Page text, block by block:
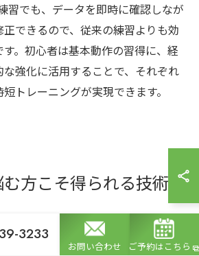
習でも、データを即時に確認しなが
できるので、従来の練習よりも効
。初心者は基本動作の習得に、経
強化に活用することで、それぞれ
トレーニングが実現できます。
方こそ得られる技術向
克服するシュミレーションゴルフ
3233
お問い合わせ ご予約はこちら